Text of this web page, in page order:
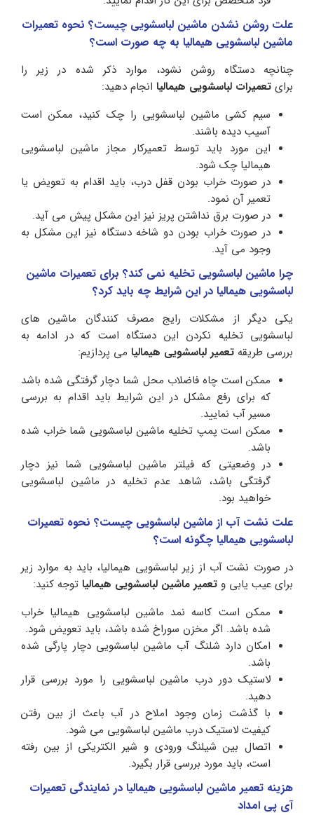
علت روشن نشدن ماشین لباسشویی چیست؟ نحوه تعمیرات
ماشین لباسشویی هیمالیا به چه صورت است؟
چنانچه دستگاه روشن نشود، موارد ذکر شده در زیر را
برای تعمیرات لباسشویی هیمالیا انجام دهید:
سیم کشی ماشین لباسشویی را چک کنید، ممکن است
آسیب دیده باشند.
این مورد باید توسط تعمیرکار مجاز ماشین لباسشویی
هیمالیا چک شود.
در صورت خراب بودن قفل درب، باید اقدام به تعویض یا
تعمیر آن نمود.
در صورت برق نداشتن پریز نیز این مشکل پیش می آید.
در صورت خراب بودن دو شاخه دستگاه نیز این مشکل به
وجود می آید.
چرا ماشین لباسشویی تخلیه نمی کند؟ برای تعمیرات ماشین
لباسشویی هیمالیا در این شرایط چه باید کرد؟
یکی دیگر از مشکلات رایج مصرف کنندگان ماشین های
لباسشویی تخلیه نکردن این دستگاه است که در ادامه به
بررسی طریقه تعمیر لباسشویی هیمالیا می پردازیم:
ممکن است چاه فاضلاب محل شما دچار گرفتگی شده باشد
که برای رفع مشکل در این شرایط باید اقدام به بررسی
مسیر آب نمایید.
ممکن است پمپ تخلیه ماشین لباسشویی شما خراب شده
باشد.
در وضعیتی که فیلتر ماشین لباسشویی شما نیز دچار
گرفتگی باشد، شاهد عدم تخلیه در ماشین لباسشویی
خواهید بود.
علت نشت آب از ماشین لباسشویی چیست؟ نحوه تعمیرات
لباسشویی هیمالیا چگونه است؟
در صورت نشت آب از زیر لباسشویی هیمالیا، باید به موارد زیر
برای عیب یابی و تعمیر ماشین لباسشویی هیمالیا توجه کنید:
ممکن است کاسه نمد ماشین لباسشویی هیمالیا خراب
شده باشد. اگر مخزن سوراخ شده باشد، باید تعویض شود.
امکان دارد شلنگ آب ماشین لباسشویی دچار پارگی شده
باشد.
لاستیک دور درب ماشین لباسشویی را مورد بررسی قرار
دهید.
با گذشت زمان وجود املاح در آب باعث از بین رفتن
کیفیت لاستیک درب ماشین لباسشویی می شود.
اتصال بین شیلنگ ورودی و شیر الکتریکی از بین رفته
است، باید مورد بررسی قرار بگیرد.
هزینه تعمیر ماشین لباسشویی هیمالیا در نمایندگی تعمیرات
آی پی امداد